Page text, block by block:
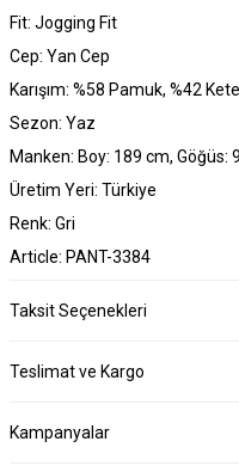
Fit: Jogging Fit
Cep: Yan Cep
Karışım: %58 Pamuk, %42
Sezon: Yaz
Manken: Boy: 189 cm, Göğüs:
Üretim Yeri: Türkiye
Renk: Gri
Article: PANT-3384
Taksit Seçenekleri
Teslimat ve Kargo
Kampanyalar